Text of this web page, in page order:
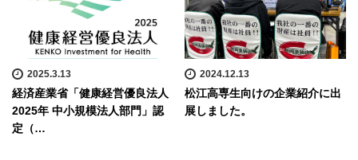
2025.3.13
経済産業省「健康経営優良法人
2025年 中小規模法人部門」認
定（…
2024.12.13
松江高専生向けの企業紹介に出
展しました。